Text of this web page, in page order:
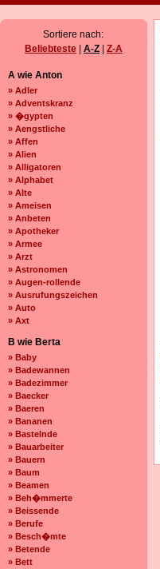
Sortiere nach:
Beliebteste
A-Z Z-A
A wie Anton
» Adler
» Adventskranz
» �gypten
» Aengstliche
» Affen
» Alien
» Alligatoren
» Alphabet
» Alte
» Ameisen
» Anbeten
» Apotheker
» Armee
» Arzt
» Astronomen
» Augen-rollende
» Ausrufungszeichen
» Auto
» Axt
B wie Berta
» Baby
» Badewannen
» Badezimmer
» Baecker
» Baeren
» Bananen
» Bastelnde
» Bauarbeiter
» Bauern
» Baum
» Beamen
» Beh�mmerte
» Beissende
» Berufe
» Besch�mte
» Betende
» Bett